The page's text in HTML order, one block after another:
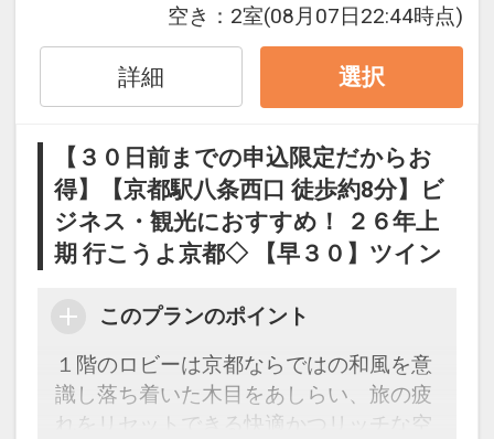
２９日前以降の宿泊条件の変更（部屋、
人数、おとな・こどもの内訳、食事条
件・内容 等）はできません。
「食事なしプラン」と「朝食付プラン」
をご用意しています。
●「食事なしプラン」と「朝食付プラ
ン」を掲載しています。
めのうえ、ご予約にお進みください。
設定期間：2026年4月1日～2026年9月
30日
空き： 2室(08月07日22:44時点)
詳細 選択
【３０日前までの申込限定だからお
得】【京都駅八条西口 徒歩約8分】ビ
ジネス・観光におすすめ！ ２６年上
期 行こうよ京都◇ 【早３０】ツイン
このプランのポイント
１階のロビーは京都ならではの和風を意
識し落ち着いた木目をあしらい、旅の疲
れをリセットできる快適かつリッチな空